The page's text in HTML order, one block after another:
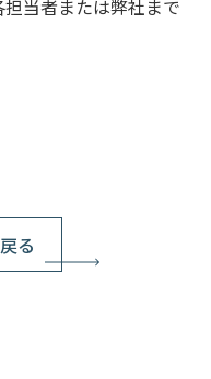
当者または弊社まで
る